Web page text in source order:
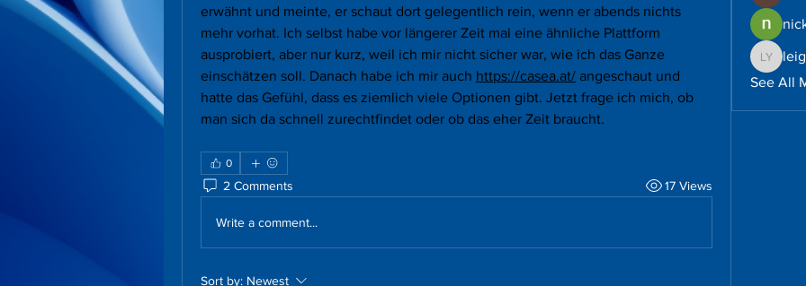
erwähnt und meinte, er schaut dort gelegentlich rein, wenn er abends nichts
mehr vorhat. Ich selbst habe vor längerer Zeit mal eine ähnliche Plattform
ausprobiert, aber nur kurz, weil ich mir nicht sicher war, wie ich das Ganze
einschätzen soll. Danach habe ich mir auch https://casea.at/ angeschaut und
hatte das Gefühl, dass es ziemlich viele Optionen gibt. Jetzt frage ich mich, ob
man sich da schnell zurechtfindet oder ob das eher Zeit braucht.
0
2 Comments 17 Views
Write a comment...
Sort by: Newest
See All